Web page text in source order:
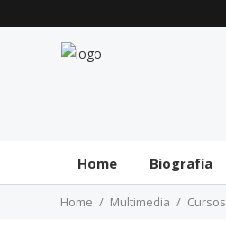
Home Biografía
Home Multimedia Cursos